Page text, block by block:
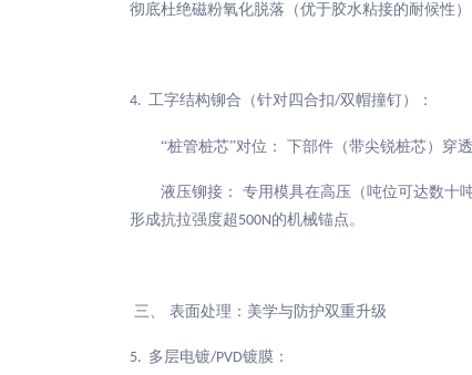
彻底杜绝磁粉氧化脱落（优于胶水粘接的耐候性）
4. 工字结构铆合（针对四合扣/双帽撞钉）：
“桩管桩芯”对位： 下部件（带尖锐桩芯）穿
液压铆接： 专用模具在高压（吨位可达数十
形成抗拉强度超 500N的机械锚点。
三、 表面处理：美学与防护双重升级
5. 多层电镀/PVD镀膜：